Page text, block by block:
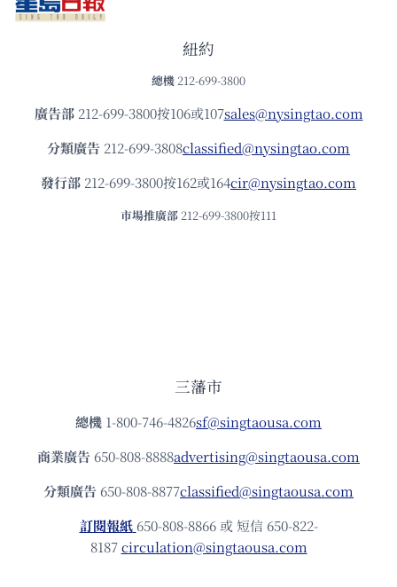
紐約
總機 212-699-3800
廣告部212-699-3800按106或107sales@nysingtao.com
分類廣告 212-699-3808classified@nysingtao.com
發⾏部 212-699-3800按162或164cir@nysingtao.com
市場推廣部 212-699-3800按111
三藩市
總機 1-800-746-4826sf@singtaousa.com
商業廣告 650-808-8888advertising@singtaousa.com
分類廣告 650-808-8877classified@singtaousa.com
訂閱報紙 650-808-8866 或 短信 650-822-
8187circulation@singtaousa.com